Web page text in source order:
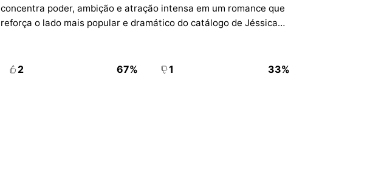
concentra poder, ambição e atração intensa em um romance que
reforça o lado mais popular e dramático do catálogo de Jéssica
2 67% 1 33%